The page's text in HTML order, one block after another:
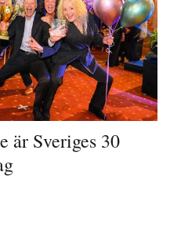
är Sveriges 30